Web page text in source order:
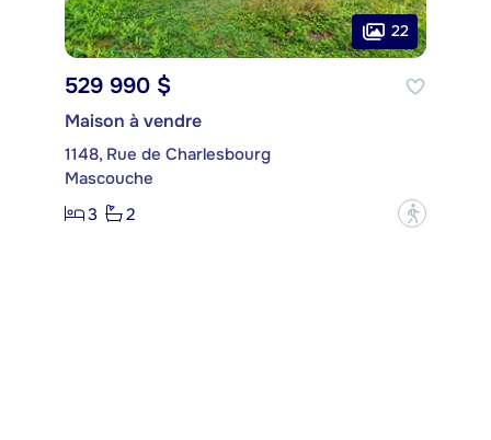
22
529 990 $
Maison à vendre
1148, Rue de Charlesbourg
Mascouche
3
2 ?